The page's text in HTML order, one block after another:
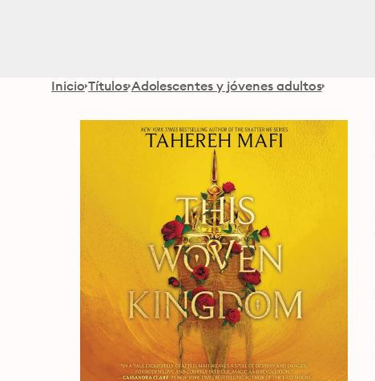
Inicio Títulos Adolescentes y jóvenes adultos